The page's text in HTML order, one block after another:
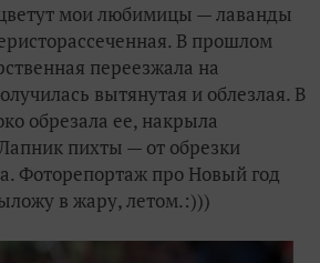
мои любимицы — лаванды
В прошлом
переезжала на
вытянутая и облезлая. В
обрезала ее, накрыла
пихты — от обрезки
Фоторепортаж про Новый год
в жару, летом.:)))